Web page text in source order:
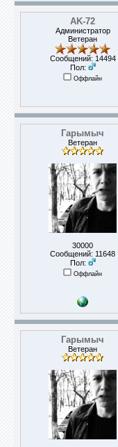
AK-72
Администратор
Ветеран
Сообщений: 14494
Пол:
Оффлайн
Гарымыч
Ветеран
30000
Сообщений: 11648
Пол:
Оффлайн
Гарымыч
Ветеран